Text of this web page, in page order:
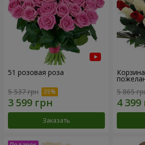
51 розовая роза
5 537 грн
Заказать
5 865